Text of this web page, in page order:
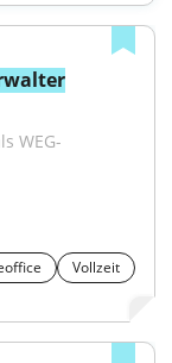
WEG-
Vollzeit